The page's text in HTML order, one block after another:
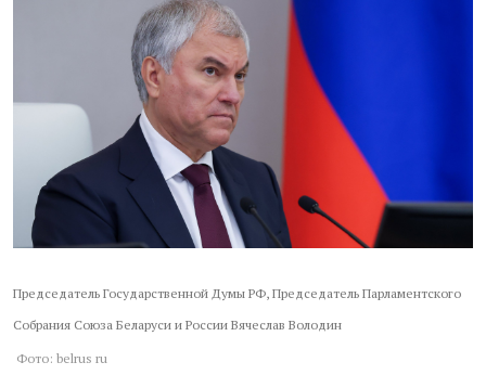
Председатель Государственной Думы РФ, Председатель Парламентского
Собрания Союза Беларуси и России Вячеслав Володин
Фото: belrus ru